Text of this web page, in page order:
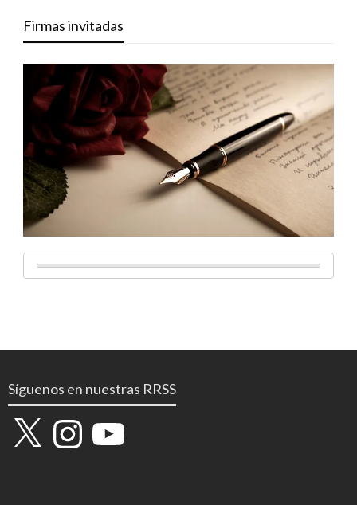
Firmas invitadas
Síguenos en nuestras RRSS
X InstagramYouTube